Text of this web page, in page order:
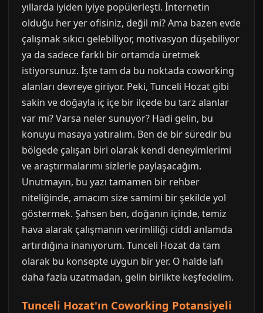
yıllarda iyiden iyiye popülerleşti. İnternetin
olduğu her yer ofisiniz, değil mi? Ama bazen evde
çalışmak sıkıcı gelebiliyor, motivasyon düşebiliyor
ya da sadece farklı bir ortamda üretmek
istiyorsunuz. İşte tam da bu noktada coworking
alanları devreye giriyor. Peki, Tunceli Hozat gibi
sakin ve doğayla iç içe bir ilçede bu tarz alanlar
var mı? Varsa neler sunuyor? Hadi gelin, bu
konuyu masaya yatıralım. Ben de bir süredir bu
bölgede çalışan biri olarak kendi deneyimlerimi
ve araştırmalarımı sizlerle paylaşacağım.
Unutmayın, bu yazı tamamen bir rehber
niteliğinde, amacım size samimi bir şekilde yol
göstermek. Şahsen ben, doğanın içinde, temiz
hava alarak çalışmanın verimliliği ciddi anlamda
artırdığına inanıyorum. Tunceli Hozat da tam
olarak bu konsepte uygun bir yer. O halde lafı
daha fazla uzatmadan, gelin birlikte keşfedelim.
Tunceli Hozat'ın Coworking Potansiyeli